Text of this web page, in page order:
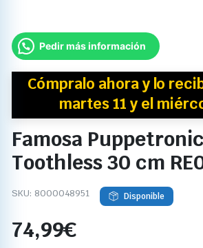
Pedir más información
Cómpralo ahora y lo
martes 11 y el
Famosa Puppetronic
Toothless 30 cm
SKU: 8000048951 Disponible
74,99€